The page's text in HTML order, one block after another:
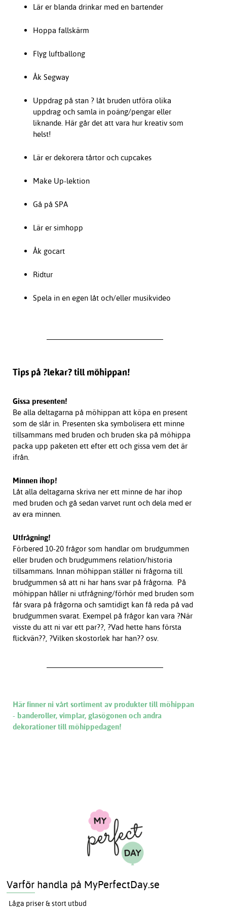
Lär er blanda drinkar med en bartender
Hoppa fallskärm
Flyg luftballong
Åk Segway
Uppdrag på stan ? låt bruden utföra olika
uppdrag och samla in poäng/pengar eller
liknande. Här går det att vara hur kreativ som
helst!
Lär er dekorera tårtor och cupcakes
Make Up-lektion
Gå på SPA
Lär er simhopp
Åk gocart
Ridtur
Spela in en egen låt och/eller musikvideo
Tips på ?lekar? till möhippan!
Gissa presenten!
Be alla deltagarna på möhippan att köpa en present
som de slår in. Presenten ska symbolisera ett minne
tillsammans med bruden och bruden ska på möhippa
packa upp paketen ett efter ett och gissa vem det är
ifrån.
Minnen ihop!
Låt alla deltagarna skriva ner ett minne de har ihop
med bruden och gå sedan varvet runt och dela med er
av era minnen.
Utfrågning!
Förbered 10-20 frågor som handlar om brudgummen
eller bruden och brudgummens relation/historia
tillsammans. Innan möhippan ställer ni frågorna till
brudgummen så att ni har hans svar på frågorna. På
möhippan håller ni utfrågning/förhör med bruden som
får svara på frågorna och samtidigt kan få reda på vad
brudgummen svarat. Exempel på frågor kan vara ?När
visste du att ni var ett par??, ?Vad hette hans första
flickvän??, ?Vilken skostorlek har han?? osv.
Här finner ni vårt sortiment av produkter till möhippan
- banderoller, vimplar, glasögonen och andra
dekorationer till möhippedagen!
Varför handla på MyPerfectDay.se
Låga priser & stort utbud